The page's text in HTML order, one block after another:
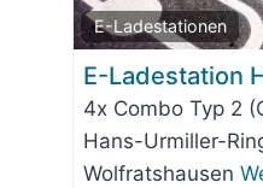
E-Ladestationen
4x Combo Typ 2
Hans-Urmiller-
Wolfratshausen